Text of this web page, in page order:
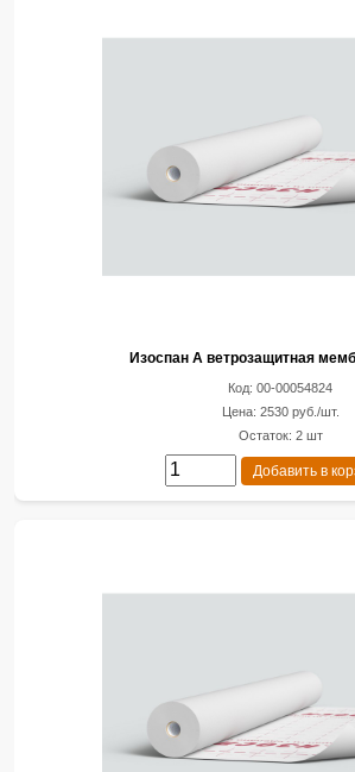
Изоспан А ветрозащитная
Код: 00-00054824
Цена: 2530 руб./шт.
Остаток: 2 шт
Добавить в